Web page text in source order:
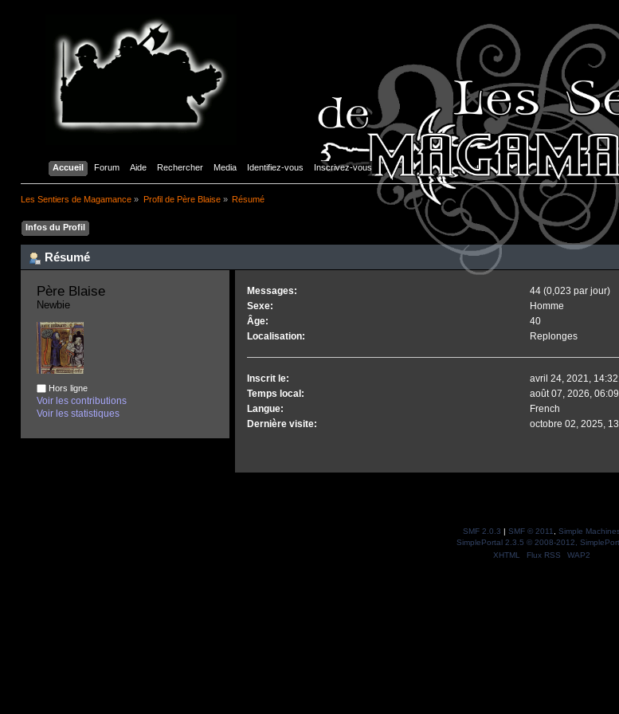
Accueil Forum Aide Rechercher Media Identifiez-vous Inscrivez-vous
Les Sentiers de Magamance » Profil de Père Blaise» Résumé
Infos du Profil
Résumé
Père Blaise
Newbie
Hors ligne
Voir les contributions
Voir les statistiques
Messages:
44 (0,023 par jour)
Sexe:
Homme
Âge:
40
Localisation:
Replonges
Inscrit le:
avril 24, 2021,
Temps local:
août 07, 2026,
Langue:
French
Dernière visite:
octobre 02, 2025,
SMF 2.0.3 | SMF © 2011, Simple
SimplePortal 2.3.5 © 2008-2012,
XHTML
Flux RSS WAP2